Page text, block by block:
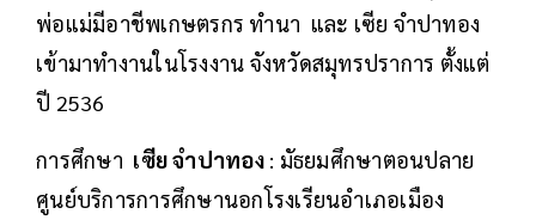
พ่อแม่มีอาชีพเกษตรกร ทำนา และ เซีย จำปาทอง
เข้ามาทำงานในโรงงาน จังหวัดสมุทรปราการ ตั้งแต่
ปี 2536
การศึกษา เซีย จำปาทอง: มัธยมศึกษาตอนปลาย
ศูนย์บริการการศึกษานอกโรงเรียนอำเภอเมือง